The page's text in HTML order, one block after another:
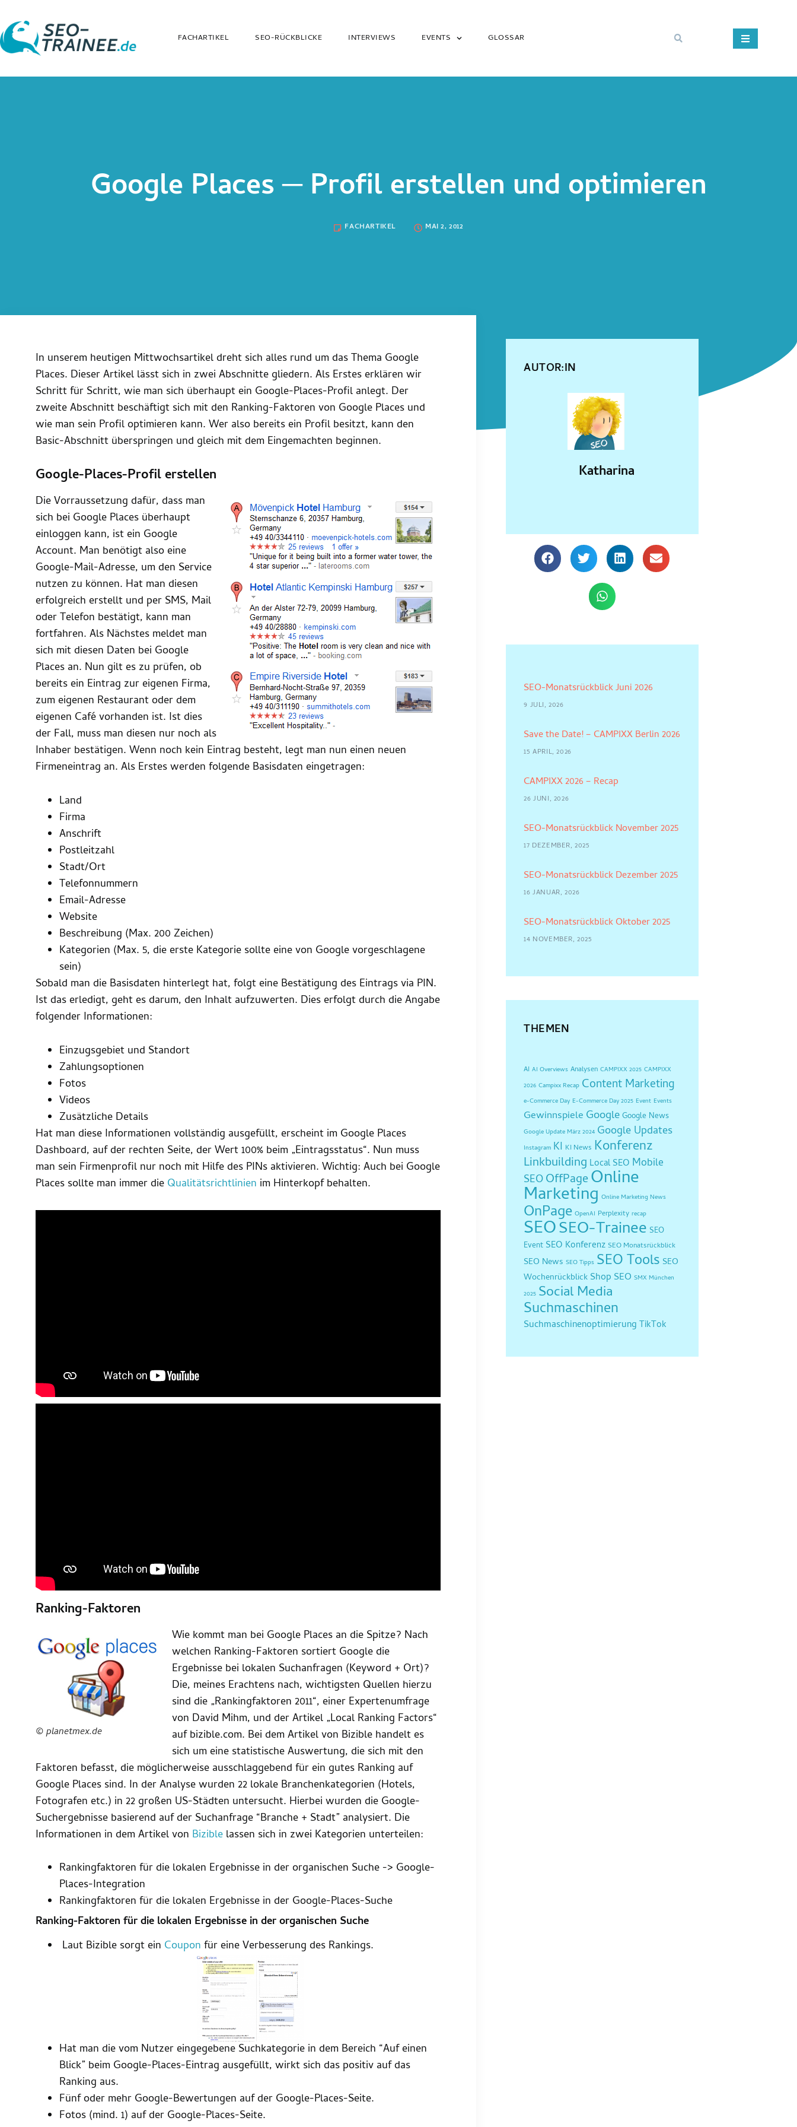
FACHARTIKEL SEO-RÜCKBLICKE INTERVIEWS EVENTS GLOSSAR
Google Places ─ Profil erstellen und optimieren
FACHARTIKEL MAI 2, 2012
In unserem heutigen Mittwochsartikel dreht sich alles rund um das Thema Google
Places. Dieser Artikel lässt sich in zwei Abschnitte gliedern. Als Erstes erklären wir
Schritt für Schritt, wie man sich überhaupt ein Google-Places-Profil anlegt. Der
zweite Abschnitt beschäftigt sich mit den Ranking-Faktoren von Google Places und
wie man sein Profil optimieren kann. Wer also bereits ein Profil besitzt, kann den
Basic-Abschnitt überspringen und gleich mit dem Eingemachten beginnen.
Google-Places-Profil erstellen
Die Vorraussetzung dafür, dass man
sich bei Google Places überhaupt
einloggen kann, ist ein Google
Account. Man benötigt also eine
Google-Mail-Adresse, um den Service
nutzen zu können. Hat man diesen
erfolgreich erstellt und per SMS, Mail
oder Telefon bestätigt, kann man
fortfahren. Als Nächstes meldet man
sich mit diesen Daten bei Google
Places an. Nun gilt es zu prüfen, ob
bereits ein Eintrag zur eigenen Firma,
zum eigenen Restaurant oder dem
eigenen Café vorhanden ist. Ist dies
der Fall, muss man diesen nur noch als
Inhaber bestätigen. Wenn noch kein Eintrag besteht, legt man nun einen neuen
Firmeneintrag an. Als Erstes werden folgende Basisdaten eingetragen:
Land
Firma
Anschrift
Postleitzahl
Stadt/Ort
Telefonnummern
Email-Adresse
Website
Beschreibung (Max. 200 Zeichen)
Kategorien (Max. 5, die erste Kategorie sollte eine von Google vorgeschlagene
sein)
Sobald man die Basisdaten hinterlegt hat, folgt eine Bestätigung des Eintrags via PIN.
Ist das erledigt, geht es darum, den Inhalt aufzuwerten. Dies erfolgt durch die Angabe
folgender Informationen:
Einzugsgebiet und Standort
Zahlungsoptionen
Fotos
Videos
Zusätzliche Details
Hat man diese Informationen vollständig ausgefüllt, erscheint im Google Places
Dashboard, auf der rechten Seite, der Wert 100% beim „Eintragsstatus“. Nun muss
man sein Firmenprofil nur noch mit Hilfe des PINs aktivieren. Wichtig: Auch bei Google
Places sollte man immer die Qualitätsrichtlinien im Hinterkopf behalten.
Ranking-Faktoren
© planetmex.de
Wie kommt man bei Google Places an die Spitze? Nach
welchen Ranking-Faktoren sortiert Google die
Ergebnisse bei lokalen Suchanfragen (Keyword + Ort)?
Die, meines Erachtens nach, wichtigsten Quellen hierzu
sind die „Rankingfaktoren 2011“, einer Expertenumfrage
von David Mihm, und der Artikel „Local Ranking Factors“
auf bizible.com. Bei dem Artikel von Bizible handelt es
sich um eine statistische Auswertung, die sich mit den
Faktoren befasst, die möglicherweise ausschlaggebend für ein gutes Ranking auf
Google Places sind. In der Analyse wurden 22 lokale Branchenkategorien (Hotels,
Fotografen etc.) in 22 großen US-Städten untersucht. Hierbei wurden die Google-
Suchergebnisse basierend auf der Suchanfrage “Branche + Stadt” analysiert. Die
Informationen in dem Artikel von Bizible lassen sich in zwei Kategorien unterteilen:
Rankingfaktoren für die lokalen Ergebnisse in der organischen Suche -> Google-
Places-Integration
Rankingfaktoren für die lokalen Ergebnisse in der Google-Places-Suche
Ranking-Faktoren für die lokalen Ergebnisse in der organischen Suche
Laut Bizible sorgt ein Coupon für eine Verbesserung des Rankings.
Hat man die vom Nutzer eingegebene Suchkategorie in dem Bereich “Auf einen
Blick” beim Google-Places-Eintrag ausgefüllt, wirkt sich das positiv auf das
Ranking aus.
Fünf oder mehr Google-Bewertungen auf der Google-Places-Seite.
Fotos (mind. 1) auf der Google-Places-Seite.
AUTOR:IN
Katharina
SEO-Monatsrückblick Juni 2026
9 JULI, 2026
Save the Date! – CAMPIXX Berlin 2026
15 APRIL, 2026
CAMPIXX 2026 – Recap
26 JUNI, 2026
SEO-Monatsrückblick November 2025
17 DEZEMBER, 2025
SEO-Monatsrückblick Dezember 2025
16 JANUAR, 2026
SEO-Monatsrückblick Oktober 2025
14 NOVEMBER, 2025
THEMEN
AI AI Overviews Analysen CAMPIXX 2025 CAMPIXX
2026 Campixx Recap Content Marketing
e-Commerce Day E-Commerce Day 2025 Event Events
Gewinnspiele Google Google News
Google Update März 2024 Google Updates
Instagram KI KI News Konferenz
Linkbuilding Local SEO Mobile
SEOOffPageOnline
Marketing Online Marketing News
OnPage OpenAI Perplexity recap
SEOSEO-Trainee SEO
Event SEO Konferenz SEO Monatsrückblick
SEO News SEO Tipps SEO Tools SEO
Wochenrückblick Shop SEO SMX München
2025 Social Media
Suchmaschinen
Suchmaschinenoptimierung TikTok